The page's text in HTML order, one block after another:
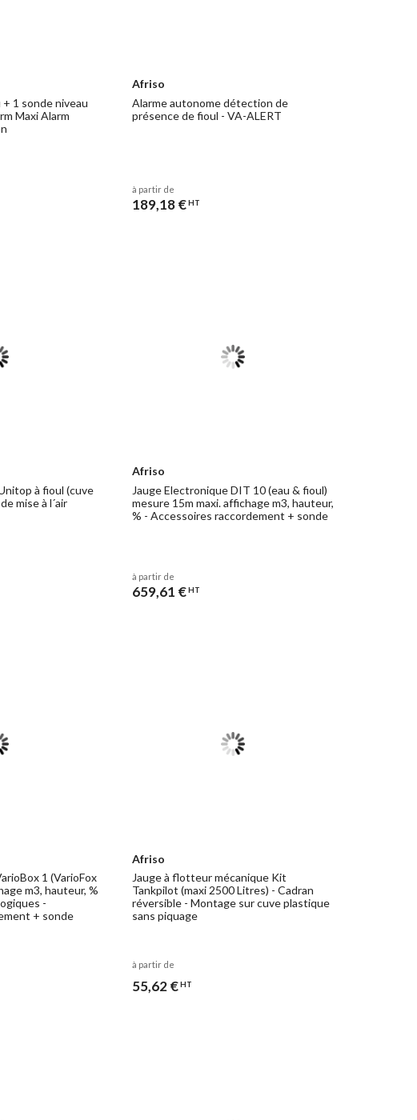
1 sonde niveau
Maxi Alarm
Afriso
Alarme autonome détection de
présence de fioul - VA-ALERT
à partir de
189,18 €HT
à fioul (cuve
mise à l´air
Afriso
Jauge Electronique DIT 10 (eau & fioul)
mesure 15m maxi. affichage m3, hauteur,
% - Accessoires raccordement + sonde
à partir de
659,61 €HT
1 (VarioFox
m3, hauteur, %
-
+ sonde
Afriso
Jauge à flotteur mécanique Kit
Tankpilot (maxi 2500 Litres) - Cadran
réversible - Montage sur cuve plastique
sans piquage
à partir de
55,62 €HT